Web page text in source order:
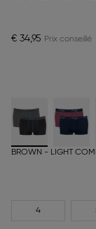
€ 34,95
BROWN - LIGHT
4